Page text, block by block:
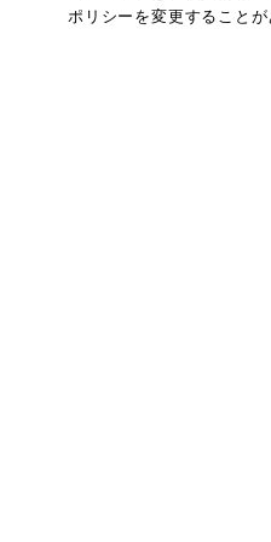
ポリシーを変更することが